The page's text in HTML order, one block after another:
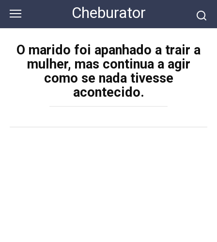
контенту
Cheburator
O marido foi apanhado a trair a
mulher, mas continua a agir
como se nada tivesse
acontecido.